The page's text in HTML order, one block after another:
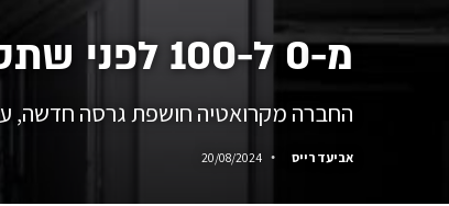
מ-0 ל-100 לפני שתספיקו להגיד גרסת R חדשה של הרימאק נברה
החברה מקרואטיה חושפת גרסה חדשה,
אביעד רייס 20/08/2024